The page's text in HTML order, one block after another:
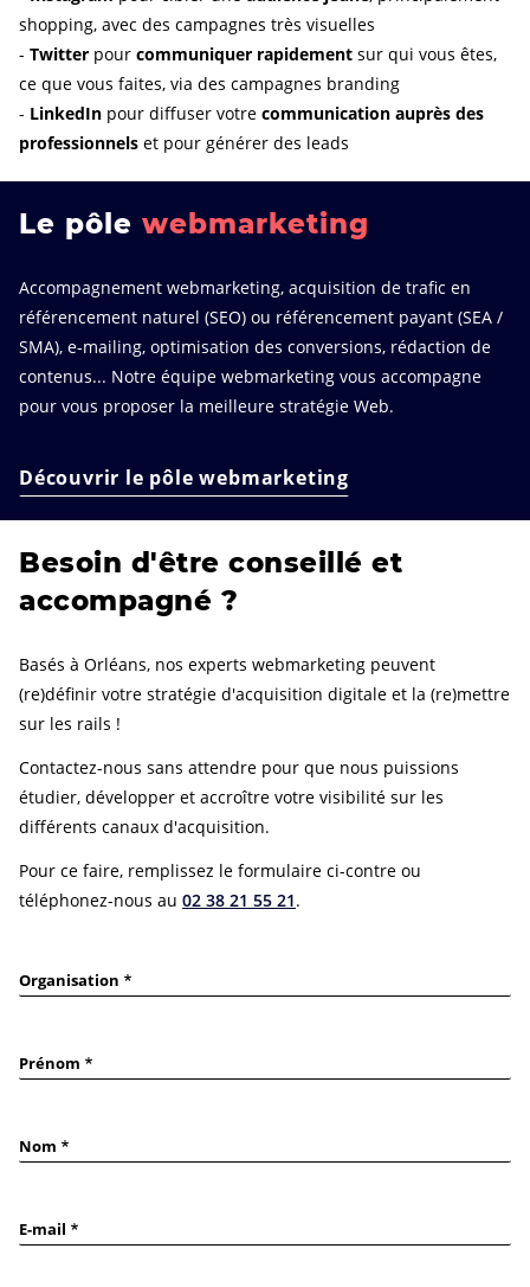
shopping, avec des campagnes très visuelles
- Twitter pour communiquer rapidement sur qui vous êtes,
ce que vous faites, via des campagnes branding
- LinkedIn pour diffuser votre communication auprès des
professionnels et pour générer des leads
Le pôle webmarketing
Accompagnement webmarketing, acquisition de trafic en
référencement naturel (SEO) ou référencement payant (SEA /
SMA), e-mailing, optimisation des conversions, rédaction de
contenus... Notre équipe webmarketing vous accompagne
pour vous proposer la meilleure stratégie Web.
Découvrir le pôle webmarketing
Besoin d'être conseillé et
accompagné ?
Basés à Orléans, nos experts webmarketing peuvent
(re)définir votre stratégie d'acquisition digitale et la (re)mettre
sur les rails !
Contactez-nous sans attendre pour que nous puissions
étudier, développer et accroître votre visibilité sur les
différents canaux d'acquisition.
Pour ce faire, remplissez le formulaire ci-contre ou
téléphonez-nous au 02 38 21 55 21.
Organisation
Prénom
Nom
E-mail